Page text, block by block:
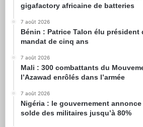
gigafactory africaine de batteries
7 août 2026
Bénin : Patrice Talon élu président
mandat de cinq ans
7 août 2026
Mali : 300 combattants du
l’Azawad enrôlés dans l’armée
7 août 2026
Nigéria : le gouvernement
solde des militaires jusqu’à 80%